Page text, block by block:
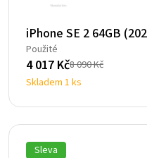
iPhone SE 2 64GB
Použité
8 090Kč
Původní
cena
byla:
8
090 Kč.
4 017 Kč
Aktuální
cena
je:
4
017 Kč.
Skladem 1 ks
Sleva